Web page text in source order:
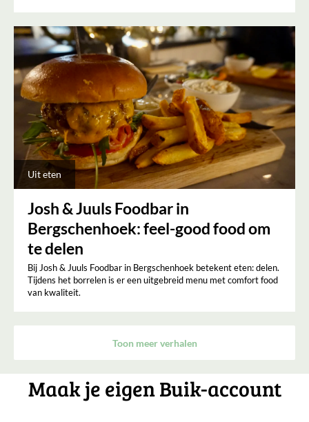
Uit eten
Josh & Juuls Foodbar in
Bergschenhoek: feel-good food om
te delen
Bij Josh & Juuls Foodbar in Bergschenhoek betekent eten: delen.
Tijdens het borrelen is er een uitgebreid menu met comfort food
van kwaliteit.
Toon meer verhalen
Maak je eigen Buik-account